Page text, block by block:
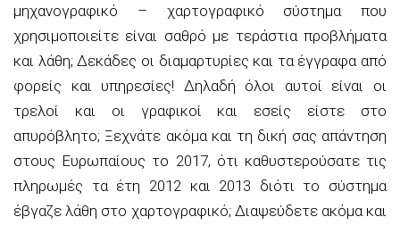
μηχανογραφικό – χαρτογραφικό σύστημα που
χρησιμοποιείτε είναι σαθρό με τεράστια προβλήματα
και λάθη; Δεκάδες οι διαμαρτυρίες και τα έγγραφα από
φορείς και υπηρεσίες! Δηλαδή όλοι αυτοί είναι οι
τρελοί και οι γραφικοί και εσείς είστε στο
απυρόβλητο; Ξεχνάτε ακόμα και τη δική σας απάντηση
στους Ευρωπαίους το 2017, ότι καθυστερούσατε τις
πληρωμές τα έτη 2012 και 2013 διότι το σύστημα
έβγαζε λάθη στο χαρτογραφικό; Διαψεύδετε ακόμα και